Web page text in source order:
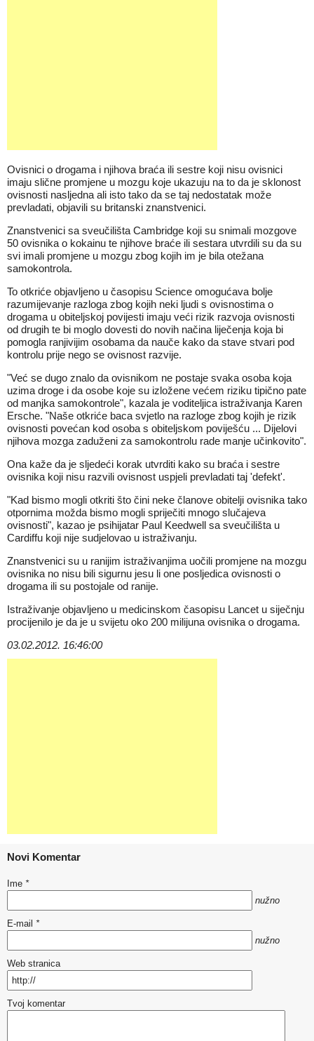
Ovisnici o drogama i njihova braća ili sestre koji nisu ovisnici
imaju slične promjene u mozgu koje ukazuju na to da je sklonost
ovisnosti nasljedna ali isto tako da se taj nedostatak može
prevladati, objavili su britanski znanstvenici.
Znanstvenici sa sveučilišta Cambridge koji su snimali mozgove
50 ovisnika o kokainu te njihove braće ili sestara utvrdili su da su
svi imali promjene u mozgu zbog kojih im je bila otežana
samokontrola.
To otkriće objavljeno u časopisu Science omogućava bolje
razumijevanje razloga zbog kojih neki ljudi s ovisnostima o
drogama u obiteljskoj povijesti imaju veći rizik razvoja ovisnosti
od drugih te bi moglo dovesti do novih načina liječenja koja bi
pomogla ranjivijim osobama da nauče kako da stave stvari pod
kontrolu prije nego se ovisnost razvije.
"Već se dugo znalo da ovisnikom ne postaje svaka osoba koja
uzima droge i da osobe koje su izložene većem riziku tipično pate
od manjka samokontrole", kazala je voditeljica istraživanja Karen
Ersche. "Naše otkriće baca svjetlo na razloge zbog kojih je rizik
ovisnosti povećan kod osoba s obiteljskom poviješću ... Dijelovi
njihova mozga zaduženi za samokontrolu rade manje učinkovito".
Ona kaže da je sljedeći korak utvrditi kako su braća i sestre
ovisnika koji nisu razvili ovisnost uspjeli prevladati taj 'defekt'.
"Kad bismo mogli otkriti što čini neke članove obitelji ovisnika tako
otpornima možda bismo mogli spriječiti mnogo slučajeva
ovisnosti", kazao je psihijatar Paul Keedwell sa sveučilišta u
Cardiffu koji nije sudjelovao u istraživanju.
Znanstvenici su u ranijim istraživanjima uočili promjene na mozgu
ovisnika no nisu bili sigurnu jesu li one posljedica ovisnosti o
drogama ili su postojale od ranije.
Istraživanje objavljeno u medicinskom časopisu Lancet u siječnju
procijenilo je da je u svijetu oko 200 milijuna ovisnika o drogama.
03.02.2012. 16:46:00
Novi Komentar
Ime *
nužno
E-mail *
nužno
Web stranica
Tvoj komentar